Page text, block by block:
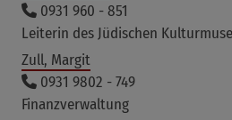
0931 960 - 851
Leiterin des Jüdischen
Zull, Margit
0931 9802 - 749
Finanzverwaltung